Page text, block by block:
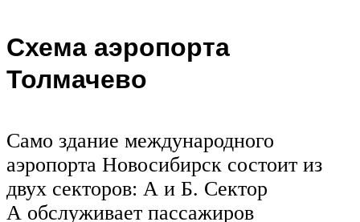
Схема аэропорта
Толмачево
Само здание международного
аэропорта Новосибирск состоит из
двух секторов: А и Б. Сектор
А обслуживает пассажиров